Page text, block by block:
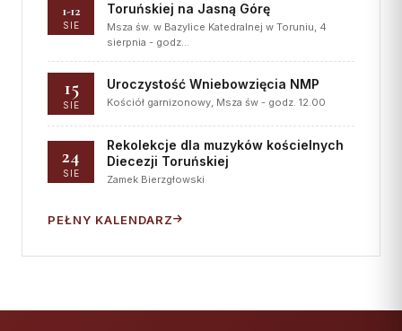
1-12
SIE
Toruńskiej na Jasną Górę
Msza św. w Bazylice Katedralnej w Toruniu, 4
sierpnia - godz…
15
SIE
Uroczystość Wniebowzięcia NMP
Kościół garnizonowy, Msza św - godz. 12.00
24
SIE
Rekolekcje dla muzyków kościelnych
Diecezji Toruńskiej
Zamek Bierzgłowski
PEŁNY KALENDARZ